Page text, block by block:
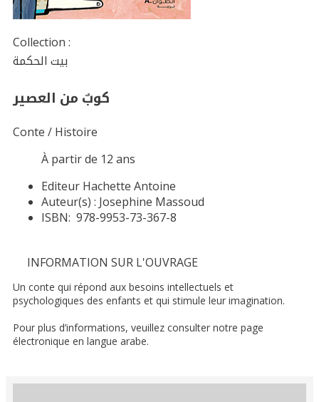
Collection :
بيت الحكمة
كوبٌ من العصير
Conte / Histoire
À partir de 12 ans
Editeur Hachette Antoine
Auteur(s) : Josephine Massoud
ISBN: 978-9953-73-367-8
INFORMATION SUR L'OUVRAGE
Un conte qui répond aux besoins intellectuels et
psychologiques des enfants et qui stimule leur imagination.
Pour plus d’informations, veuillez consulter notre page
électronique en langue arabe.